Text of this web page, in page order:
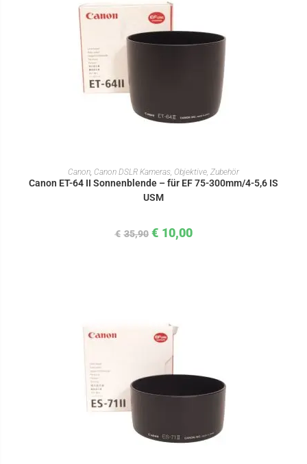
IN DEN WARENKORB
Canon Canon DSLR Kameras, Objektive, Zubehör
Canon ET-64 II Sonnenblende – für EF 75-300mm/4-5,6 IS
USM
€ 35,90 € 10,00